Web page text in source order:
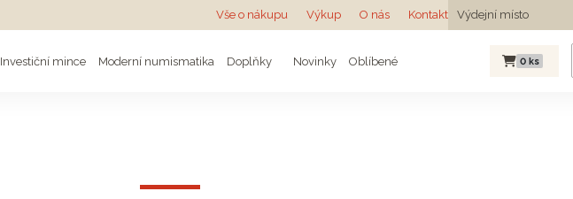
Vše o nákupu Výkup O nás Kontakt Výdejní místo
Výdejní místo
Investiční mince Moderní numismatika Doplňky Novinky Oblíbené 0 ks